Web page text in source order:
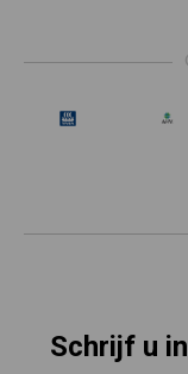
Schrijf u